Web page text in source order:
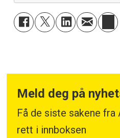
Meld deg på
Få de siste sakene fra
rett i innboksen